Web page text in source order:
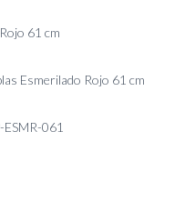
61 cm
Esmerilado Rojo 61 cm
ESMR-061